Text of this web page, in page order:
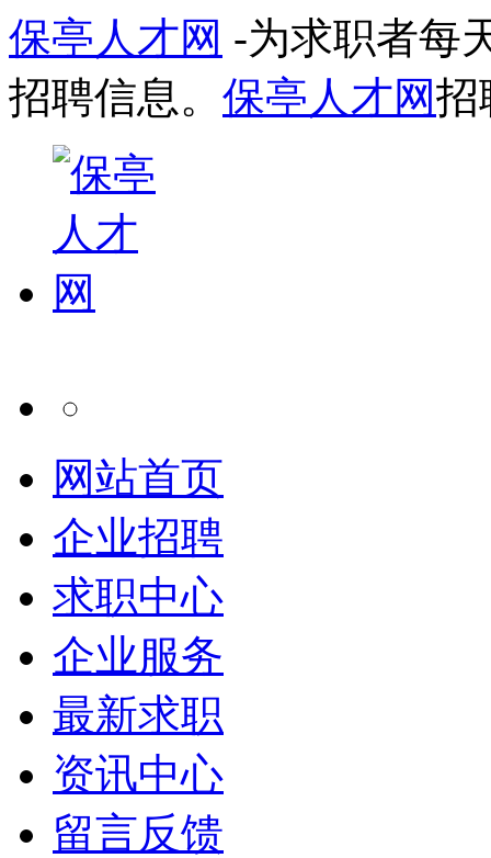
保亭人才网 -为求职者每
招聘信息。 保亭人才网招
网站首页
企业招聘
求职中心
企业服务
最新求职
资讯中心
留言反馈